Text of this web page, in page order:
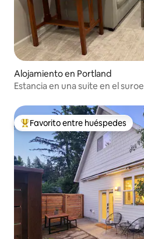
Alojamiento en Portland
Estancia en una suite en el
Favorito entre los huéspedes
Favorito entre huéspedes